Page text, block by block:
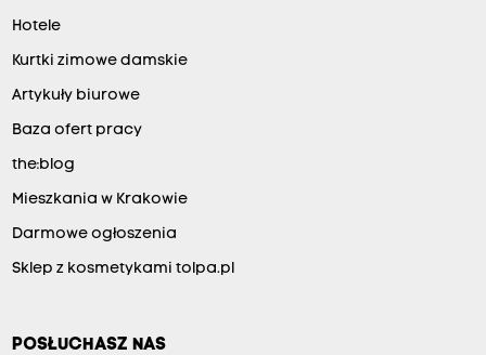
Hotele
Kurtki zimowe damskie
Artykuły biurowe
Baza ofert pracy
the:blog
Mieszkania w Krakowie
Darmowe ogłoszenia
Sklep z kosmetykami tolpa.pl
POSŁUCHASZ NAS